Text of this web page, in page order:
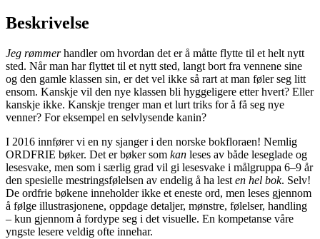
Beskrivelse
Jeg rømmerhandler om hvordan det er å måtte flytte til et helt nytt
sted. Når man har flyttet til et nytt sted, langt bort fra vennene sine
og den gamle klassen sin, er det vel ikke så rart at man føler seg litt
ensom. Kanskje vil den nye klassen bli hyggeligere etter hvert? Eller
kanskje ikke. Kanskje trenger man et lurt triks for å få seg nye
venner? For eksempel en selvlysende kanin?
I 2016 innfører vi en ny sjanger i den norske bokfloraen! Nemlig
ORDFRIE bøker. Det er bøker som kan leses av både leseglade og
lesesvake, men som i særlig grad vil gi lesesvake i målgruppa 6–9 år
den spesielle mestringsfølelsen av endelig å ha lest en hel bok. Selv!
De ordfrie bøkene inneholder ikke et eneste ord, men leses gjennom
å følge illustrasjonene, oppdage detaljer, mønstre, følelser, handling
– kun gjennom å fordype seg i det visuelle. En kompetanse våre
yngste lesere veldig ofte innehar.